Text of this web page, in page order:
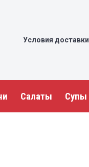
Условия доставки
Салаты Супы